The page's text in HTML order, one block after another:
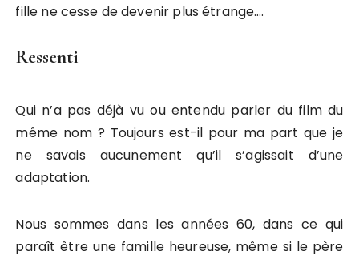
fille ne cesse de devenir plus étrange….
Ressenti
Qui n’a pas déjà vu ou entendu parler du film du
même nom ? Toujours est-il pour ma part que je
ne savais aucunement qu’il s’agissait d’une
adaptation.
Nous sommes dans les années 60, dans ce qui
paraît être une famille heureuse, même si le père